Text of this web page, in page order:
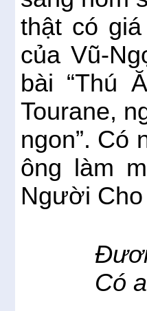
thật có
của Vũ-
bài “Thú
Tourane,
ngon”. Có
ông làm
Người
Có